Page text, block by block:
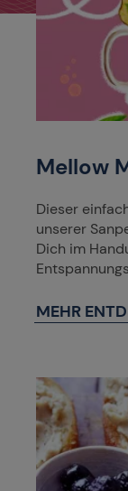
Mellow
Dieser
unserer
Dich im
MEHR